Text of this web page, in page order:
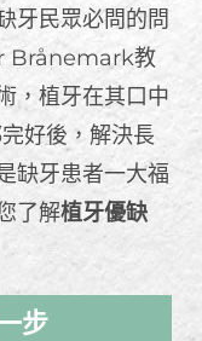
牙民眾必問的問
Brånemark教
，植牙在其口中
好後，解決長
缺牙患者一大福
了解植牙優缺
步